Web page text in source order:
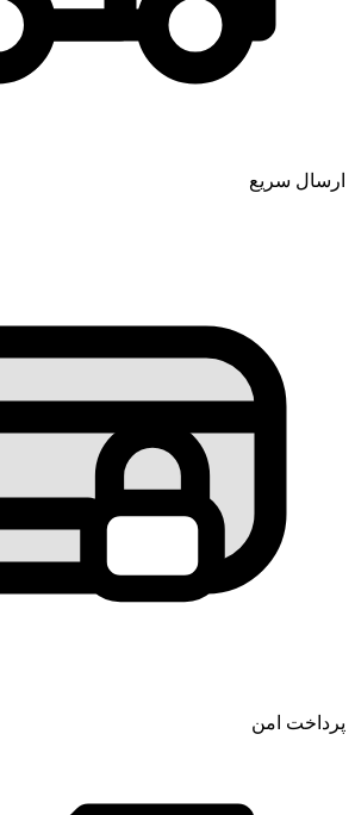
ارسال سریع
پرداخت امن